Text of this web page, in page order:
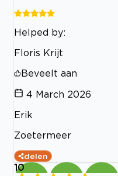
Helped by:
Floris Krijt
Beveelt aan
4 March 2026
Erik
Zoetermeer
delen
10